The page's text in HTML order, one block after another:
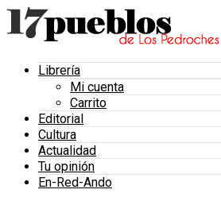
Librería
Mi cuenta
Carrito
Editorial
Cultura
Actualidad
Tu opinión
En-Red-Ando